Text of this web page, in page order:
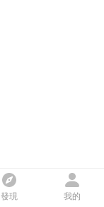
發現 我的